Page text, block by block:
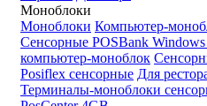
Моноблоки
Моноблоки Компьютер-
Сенсорные POSBank Windows
компьютер-моноблок
Posiflex сенсорные Для
Терминалы-моноблоки